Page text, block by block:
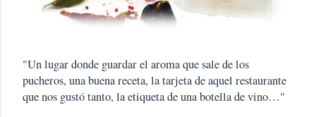
"Un lugar donde guardar el aroma que sale de los
pucheros, una buena receta, la tarjeta de aquel restaurante
que nos gustó tanto, la etiqueta de una botella de vino…"